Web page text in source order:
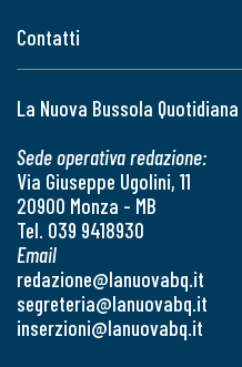
Contatti
La Nuova Bussola Quotidiana
Sede operativa redazione:
Via Giuseppe Ugolini, 11
20900 Monza - MB
Tel. 039 9418930
Email
redazione@lanuovabq.it
segreteria@lanuovabq.it
inserzioni@lanuovabq.it